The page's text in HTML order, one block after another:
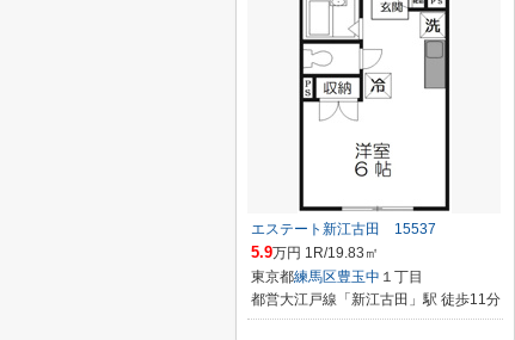
エステート新江古田 15537
5.9万円 1R/19.83㎡
東京都練馬区豊玉中 １丁目
都営大江戸線「新江古田」駅 徒歩11分